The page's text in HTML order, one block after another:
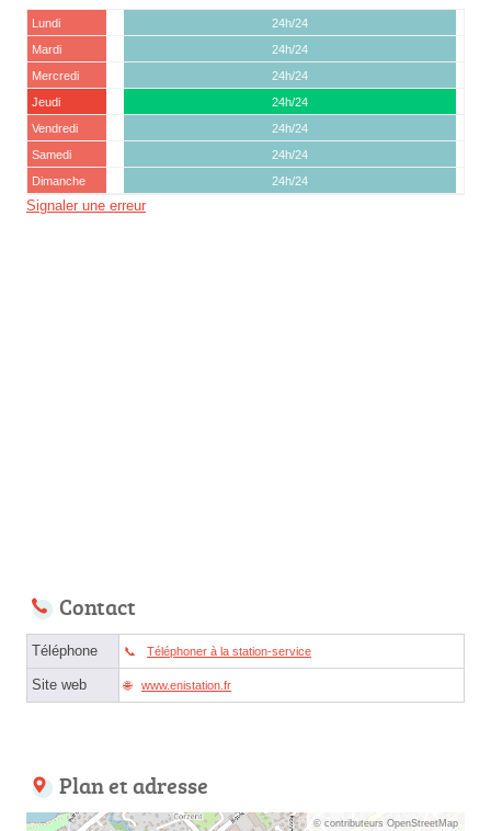
Lundi
24h/24
Mardi
24h/24
Mercredi
24h/24
Jeudi
24h/24
Vendredi
24h/24
Samedi
24h/24
Dimanche
24h/24
Signaler une erreur
Contact
Téléphone Téléphoner à la station-service
Site web www.enistation.fr
Plan et adresse
© contributeurs OpenStreetMap